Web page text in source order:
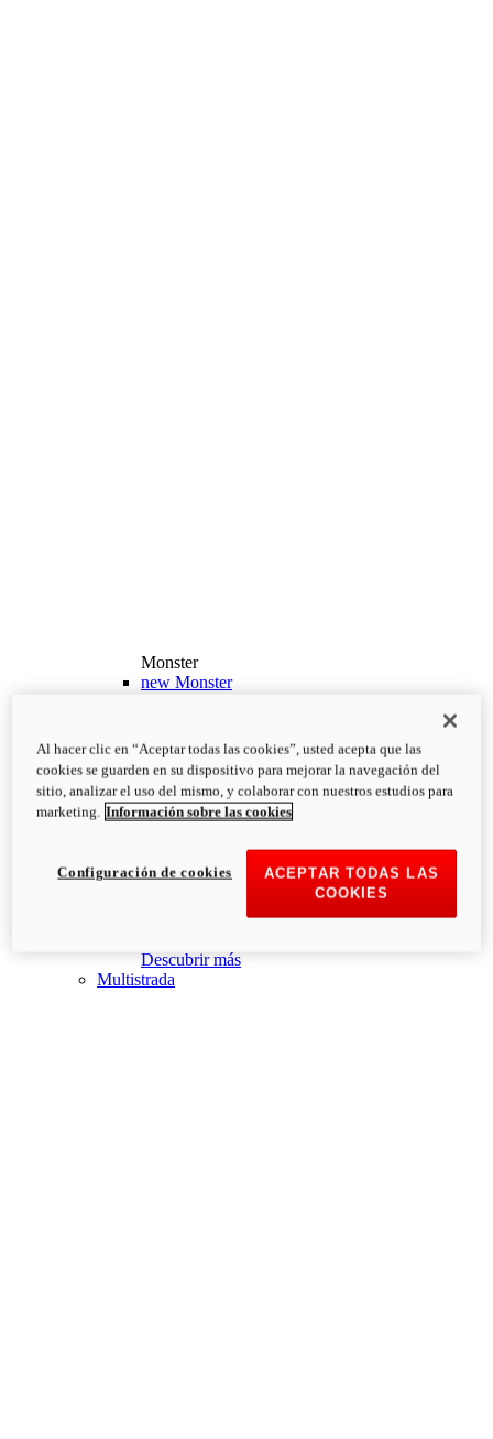
Monster
new Monster
PVP Recomendado desde: 13.190€
i
Configurar
Descubrir más
new Monster +
Monster +
newMonster 100
Descubrir más
Multistrada
Al hacer clic en “Aceptar todas las cookies”, usted acepta que las
cookies se guarden en su dispositivo para mejorar la navegación del
sitio, analizar el uso del mismo, y colaborar con nuestros estudios para
marketing. Información sobre las cookies
ACEPTAR TODAS LAS
COOKIES
Configuración de cookies